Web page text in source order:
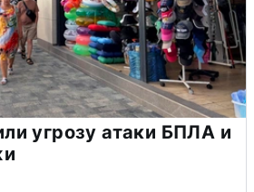
угрозу атаки БПЛА и